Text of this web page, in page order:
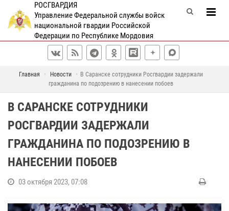
РОСГВАРДИЯ
Управление Федеральной службы войск
национальной гвардии Российской
Федерации по Республике Мордовия
Главная Новости
В Саранске сотрудники Росгвардии задержали
гражданина по подозрению в нанесении побоев
В САРАНСКЕ СОТРУДНИКИ
РОСГВАРДИИ ЗАДЕРЖАЛИ
ГРАЖДАНИНА ПО ПОДОЗРЕНИЮ В
НАНЕСЕНИИ ПОБОЕВ
03 октября 2023, 07:08